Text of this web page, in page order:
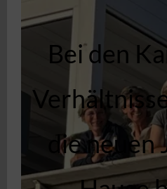
Bei den
die neuen